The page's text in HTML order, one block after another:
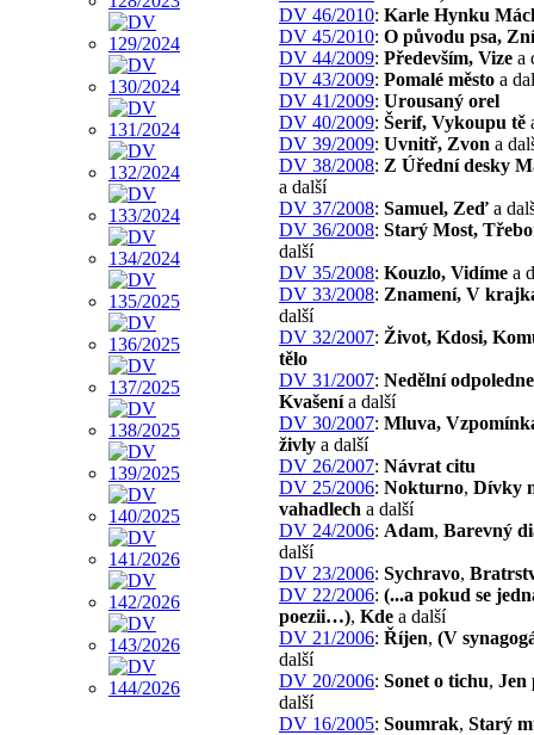
DV 46/2010: Karle Hynku
DV 45/2010: O původu psa,
DV 44/2009: Především, Vize a
DV 43/2009: Pomalé město a
DV 41/2009: Urousaný orel
DV 40/2009: Šerif, Vykoupu tě
DV 39/2009: Uvnitř, Zvon a
DV 38/2008: Z Úřední desky
a další
DV 37/2008: Samuel, Zeď a
DV 36/2008: Starý Most,
další
DV 35/2008: Kouzlo, Vidíme a
DV 33/2008: Znamení, V
další
DV 32/2007: Život, Kdosi,
tělo
DV 31/2007: Nedělní
Kvašenía další
DV 30/2007: Mluva,
živly a další
DV 26/2007: Návrat citu
DV 25/2006: Nokturno, Dívky
vahadlech a další
DV 24/2006: Adam, Barevný
další
DV 23/2006: Sychravo,
DV 22/2006: (...a pokud se
poezii…), Kde a další
DV 21/2006: Říjen, (V
další
DV 20/2006: Sonet o tichu, Jen
další
DV 16/2005: Soumrak, Starý